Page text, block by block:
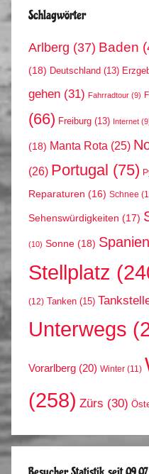
Schlagwörter
Arlberg (37) Baden
(18) Deutschland (13)
gehen (31) Fahrradtour (9)
(66) Freiburg (13) Internet
(18) Manta Rota (25)
(26) Portugal (75)
Reparaturen (16) Schnee
Sehenswürdigkeiten (17)
(10) Sonne (18) Spanien
Stellplatz
(12) Tanken (15)
Unterwegs
Vorarlberg (20) Winter (11)
(258) Zürs (30)